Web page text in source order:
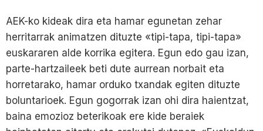
AEK-ko kideak dira eta hamar egunetan zehar
herritarrak animatzen dituzte «tipi-tapa, tipi-tapa»
euskararen alde korrika egitera. Egun edo gau izan,
parte-hartzaileek beti dute aurrean norbait eta
horretarako, hamar orduko txandak egiten dituzte
boluntarioek. Egun gogorrak izan ohi dira haientzat,
baina emozioz beterikoak ere kide beraiek